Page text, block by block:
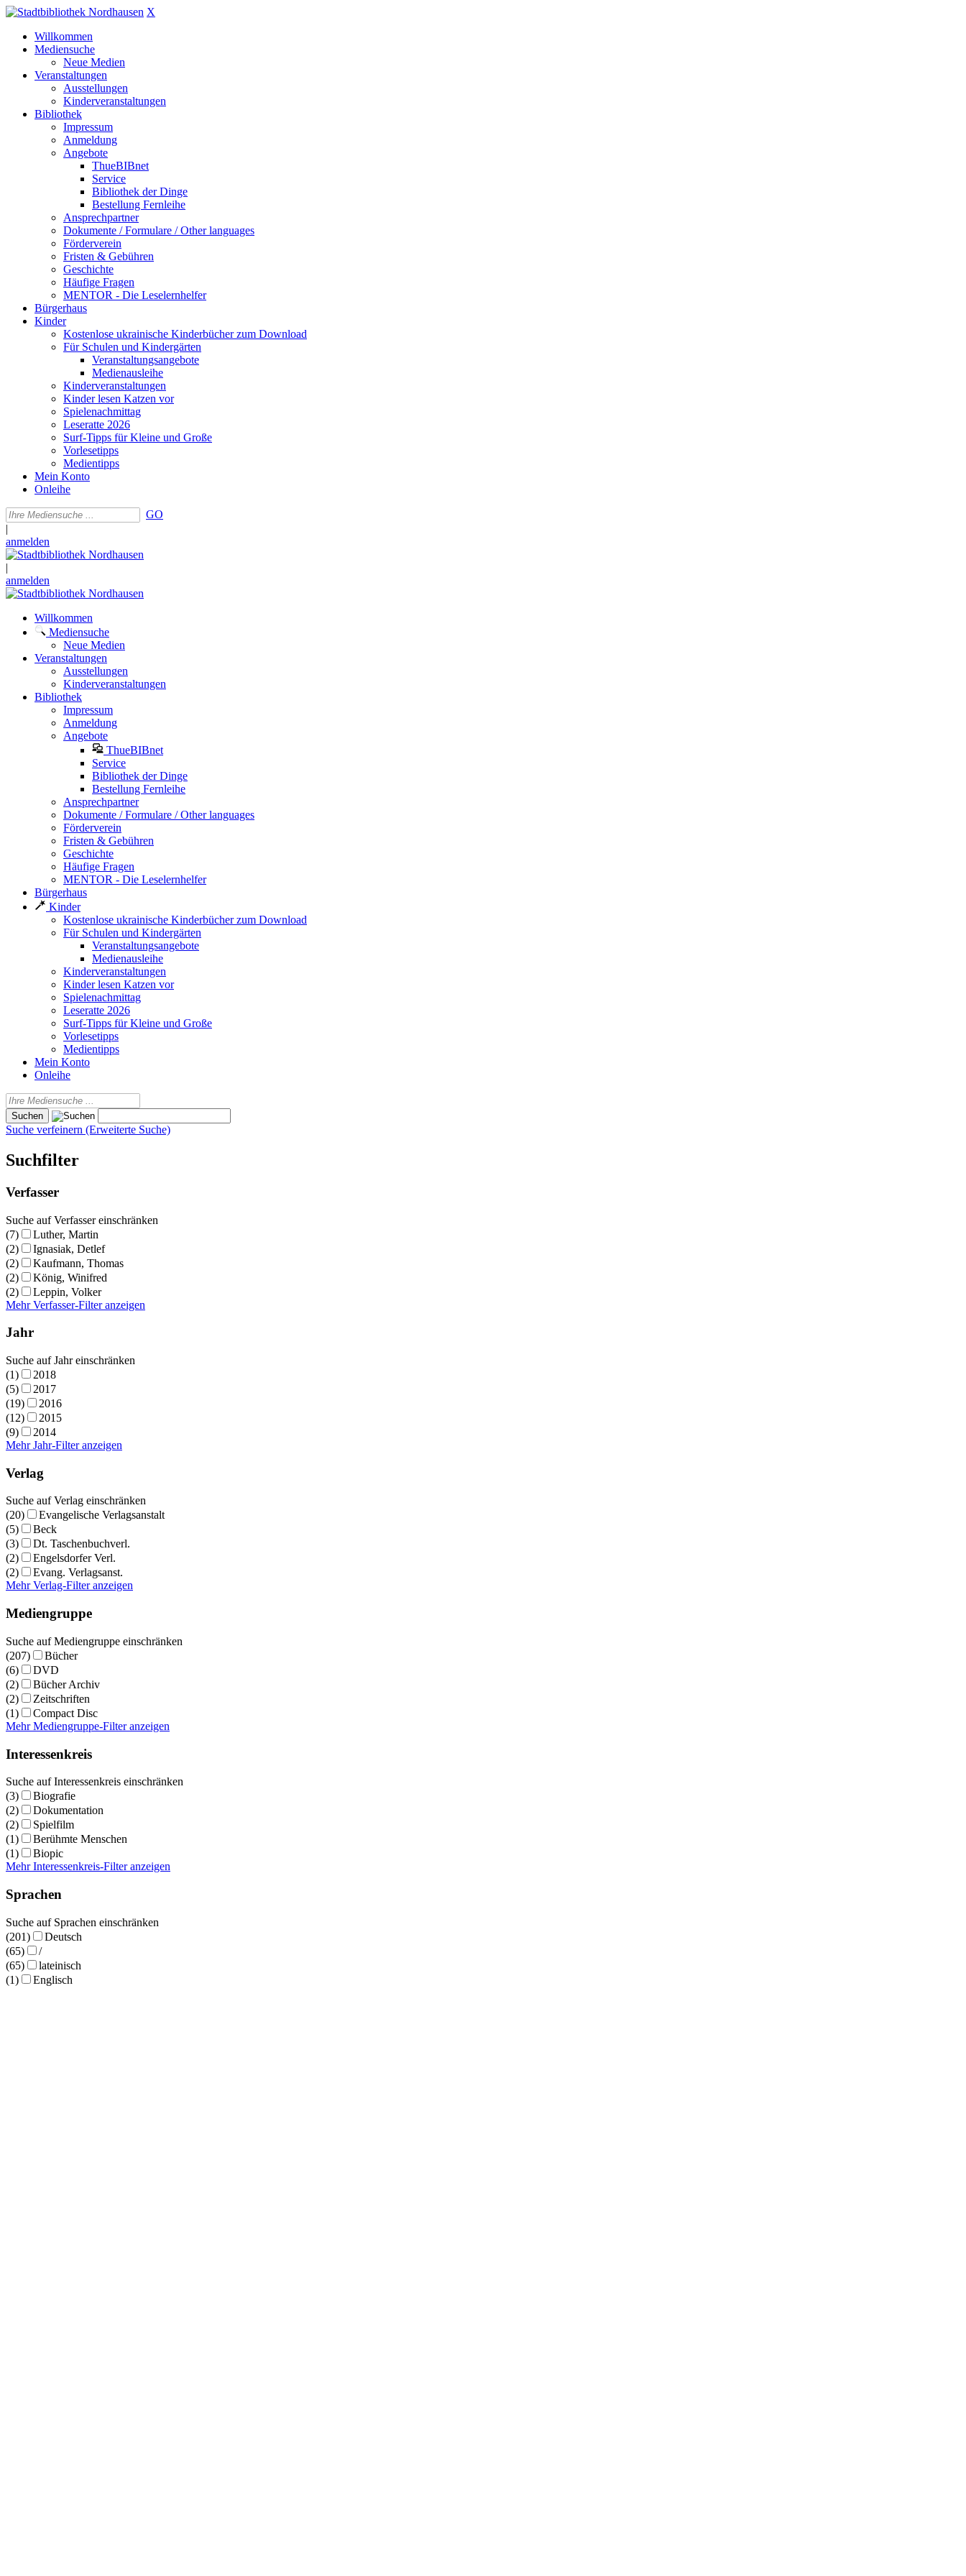
X
Willkommen
Mediensuche
Neue Medien
Veranstaltungen
Ausstellungen
Kinderveranstaltungen
Bibliothek
Impressum
Anmeldung
Angebote
ThueBIBnet
Service
Bibliothek der Dinge
Bestellung Fernleihe
Ansprechpartner
Dokumente / Formulare / Other languages
Förderverein
Fristen & Gebühren
Geschichte
Häufige Fragen
MENTOR - Die Leselernhelfer
Bürgerhaus
Kinder
Kostenlose ukrainische Kinderbücher zum Download
Für Schulen und Kindergärten
Veranstaltungsangebote
Medienausleihe
Kinderveranstaltungen
Kinder lesen Katzen vor
Spielenachmittag
Leseratte 2026
Surf-Tipps für Kleine und Große
Vorlesetipps
Medientipps
Mein Konto
Onleihe
GO
|
anmelden
|
anmelden
Willkommen
Mediensuche
Neue Medien
Veranstaltungen
Ausstellungen
Kinderveranstaltungen
Bibliothek
Impressum
Anmeldung
Angebote
ThueBIBnet
Service
Bibliothek der Dinge
Bestellung Fernleihe
Ansprechpartner
Dokumente / Formulare / Other languages
Förderverein
Fristen & Gebühren
Geschichte
Häufige Fragen
MENTOR - Die Leselernhelfer
Bürgerhaus
Kinder
Kostenlose ukrainische Kinderbücher zum Download
Für Schulen und Kindergärten
Veranstaltungsangebote
Medienausleihe
Kinderveranstaltungen
Kinder lesen Katzen vor
Spielenachmittag
Leseratte 2026
Surf-Tipps für Kleine und Große
Vorlesetipps
Medientipps
Mein Konto
Onleihe
Suche verfeinern (Erweiterte Suche)
Suchfilter
Verfasser
Suche auf Verfasser einschränken
(7)
Luther, Martin
(2)
Ignasiak, Detlef
(2)
Kaufmann, Thomas
(2)
König, Winifred
(2)
Leppin, Volker
Mehr Verfasser-Filter anzeigen
Jahr
Suche auf Jahr einschränken
(1)
2018
(5)
2017
(19)
2016
(12)
2015
(9)
2014
Mehr Jahr-Filter anzeigen
Verlag
Suche auf Verlag einschränken
(20)
Evangelische Verlagsanstalt
(5)
Beck
(3)
Dt. Taschenbuchverl.
(2)
Engelsdorfer Verl.
(2)
Evang. Verlagsanst.
Mehr Verlag-Filter anzeigen
Mediengruppe
Suche auf Mediengruppe einschränken
(207)
Bücher
(6)
DVD
(2)
Bücher Archiv
(2)
Zeitschriften
(1)
Compact Disc
Mehr Mediengruppe-Filter anzeigen
Interessenkreis
Suche auf Interessenkreis einschränken
(3)
Biografie
(2)
Dokumentation
(2)
Spielfilm
(1)
Berühmte Menschen
(1)
Biopic
Mehr Interessenkreis-Filter anzeigen
Sprachen
Suche auf Sprachen einschränken
(201)
Deutsch
(65)
/
(65)
lateinisch
(1)
Englisch